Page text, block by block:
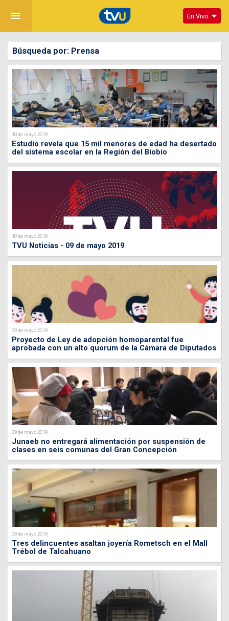
menu En Vivo
Búsqueda por: Prensa
10 de mayo 2019
Estudio revela que 15 mil menores de edad ha desertado
del sistema escolar en la Región del Biobío
10 de mayo 2019
TVU Noticias - 09 de mayo 2019
09 de mayo 2019
Proyecto de Ley de adopción homoparental fue
aprobada con un alto quorum de la Cámara de Diputados
09 de mayo 2019
Junaeb no entregará alimentación por suspensión de
clases en seis comunas del Gran Concepción
09 de mayo 2019
Tres delincuentes asaltan joyería Rometsch en el Mall
Trébol de Talcahuano